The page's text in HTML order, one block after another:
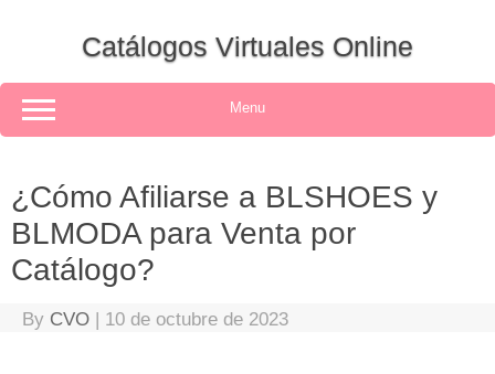
Catálogos Virtuales Online
Menu
¿Cómo Afiliarse a BLSHOES y
BLMODA para Venta por
Catálogo?
By CVO | 10 de octubre de 2023